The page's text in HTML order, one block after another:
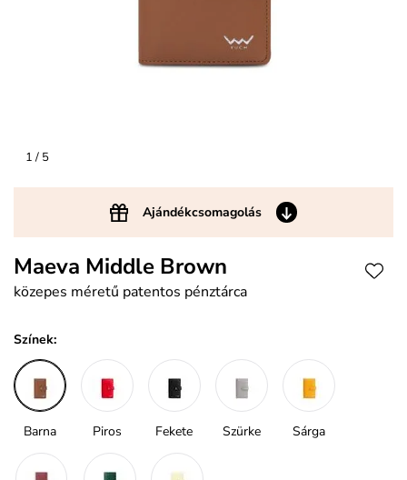
1/ 5
Ajándékcsomagolás
Maeva Middle Brown
közepes méretű patentos pénztárca
Színek:
Barna Piros Fekete Szürke Sárga